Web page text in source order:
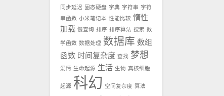
同步延迟 固态硬盘 字典 字符串 字符
串函数 小米笔记本 性能比较 惰性
加载 慢查询 排序 排序算法 搜索 数
学函数 数据处理 数据库 数组
函数 时间复杂度 查找 梦想
爱情 生命起源 生活 生物 真核细胞
起源 科幻 空间复杂度 算法